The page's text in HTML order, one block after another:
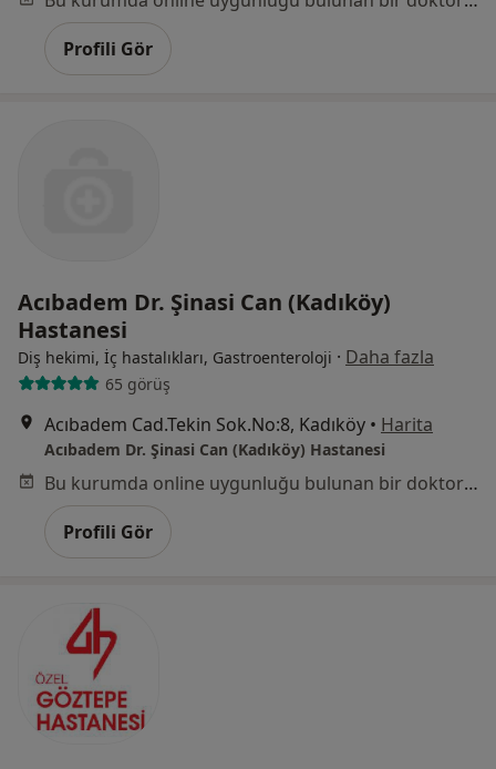
Profili Gör
Acıbadem Dr. Şinasi Can (Kadıköy)
Hastanesi
Diş hekimi, İç hastalıkları, Gastroenteroloji · Daha fazla
65 görüş
Acıbadem Cad.Tekin Sok.No:8, Kadıköy • Harita
Acıbadem Dr. Şinasi Can (Kadıköy) Hastanesi
Bu kurumda online uygunluğu bulunan bir doktor veya uzman bulunamadı
Profili Gör